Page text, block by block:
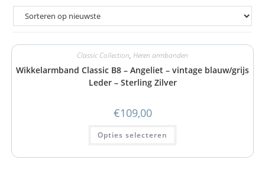
Classic Collection, Heren armbanden
Wikkelarmband Classic B8 – Angeliet – vintage blauw/grijs
Leder – Sterling Zilver
€109,00
Opties selecteren